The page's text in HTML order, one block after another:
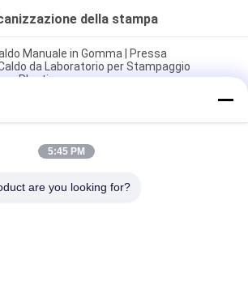
della stampa
Manuale in Gomma | Pressa
da Laboratorio per Stampaggio
e Plastica
della stampa della placca di
macchina di formatura del silicone
di Vulcan della macchina di 150 Ton
5:45 PM
are you looking for?